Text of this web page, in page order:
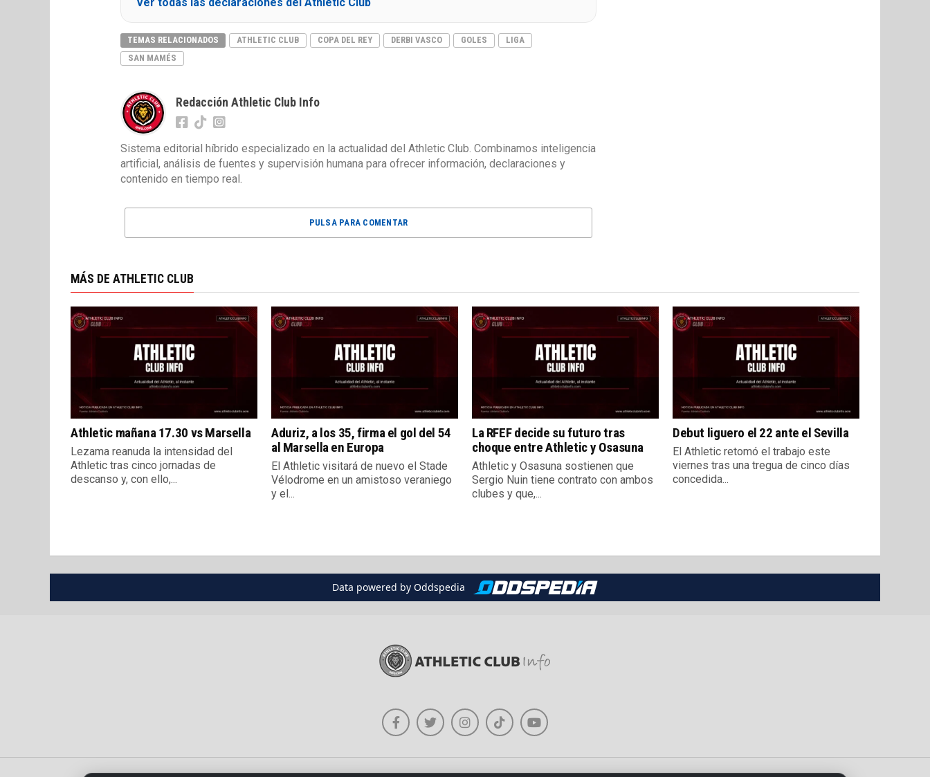
Ver todas las declaraciones del Athletic Club
TEMAS RELACIONADOS ATHLETIC CLUB COPA DEL REY DERBI VASCO GOLES
LIGA
SAN MAMÉS
Redacción Athletic Club Info
Sistema editorial híbrido especializado en la actualidad del Athletic Club. Combinamos inteligencia
artificial, análisis de fuentes y supervisión humana para ofrecer información, declaraciones y
contenido en tiempo real.
PULSA PARA COMENTAR
MÁS DE ATHLETIC CLUB
Athletic mañana 17.30 vs Marsella
Lezama reanuda la intensidad del
Athletic tras cinco jornadas de
descanso y, con ello,...
Aduriz, a los 35, firma el gol del 54
al Marsella en Europa
El Athletic visitará de nuevo el Stade
Vélodrome en un amistoso veraniego
y el...
La RFEF decide su futuro tras
choque entre Athletic y Osasuna
Athletic y Osasuna sostienen que
Sergio Nuin tiene contrato con ambos
clubes y que,...
Debut liguero el 22 ante el Sevilla
El Athletic retomó el trabajo este
viernes tras una tregua de cinco días
concedida...
Data powered by Oddspedia